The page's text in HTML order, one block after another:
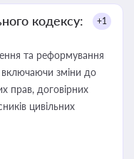
кодексу:
+1
та реформування
включаючи зміни до
прав, договірних
цивільних